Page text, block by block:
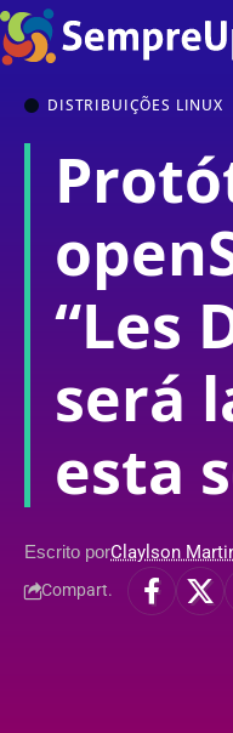
DISTRIBUIÇÕES LINUX
“Les
será
esta
Escrito porClaylson
Compart.